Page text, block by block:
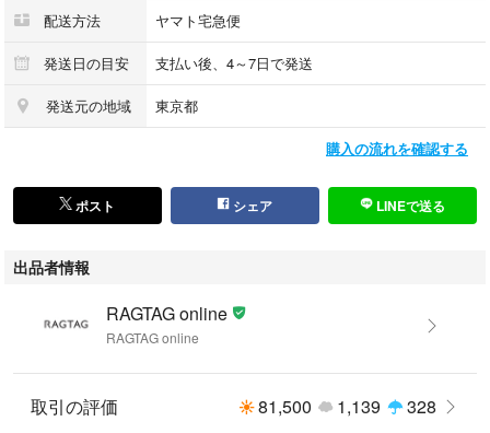
RAGTAG Onlineでは商品がユーズドである性質を考慮して、
内容をよくご確認ください。
・新品同様…新品または新品同様のもの ※
・A…汚れやダメージがない、またはあっても目立たないきれいなもの
・B…着用感が少なく、汚れやダメージが気にならないもの
・D…汚れやダメージが目立つもの
ません。
※新品同様では、裾上げ等お直しがしてある場合もございます。
#RAGTAGonline
#レディース_RAGTAGonline
配送方法 ヤマト宅急便
発送日の目安 支払い後、4～7日で発送
発送元の地域 東京都
購入の流れを確認する
ポスト シェア LINEで送る
出品者情報
RAGTAG online
RAGTAG online
取引の評価 81,500 1,139 328